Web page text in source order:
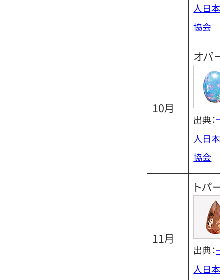
人日
協会
10月
オパ
出典：
人日
協会
11月
トパ
出典：
人日